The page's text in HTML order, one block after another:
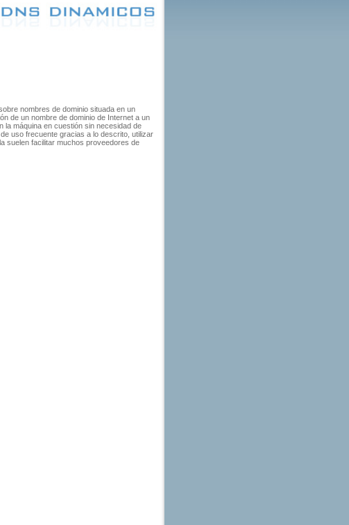
nombres de dominio situada en un
de un nombre de dominio de Internet a un
máquina en cuestión sin necesidad de
uso frecuente gracias a lo descrito, utilizar
suelen facilitar muchos proveedores de